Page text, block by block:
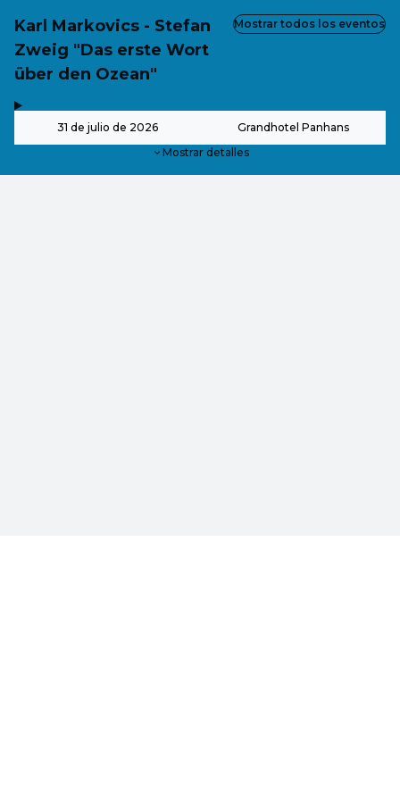
Karl Markovics - Stefan
Zweig "Das erste Wort
über den Ozean"
31 de julio de 2026 Grandhotel Panhans
Mostrar detalles
Mostrar todos los eventos